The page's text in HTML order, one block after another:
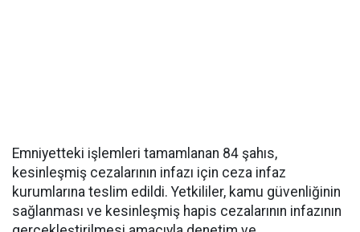
Emniyetteki işlemleri tamamlanan 84 şahıs,
kesinleşmiş cezalarının infazı için ceza infaz
kurumlarına teslim edildi. Yetkililer, kamu güvenliğinin
sağlanması ve kesinleşmiş hapis cezalarının infazının